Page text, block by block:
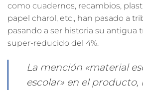
como cuadernos, recambios,
papel charol, etc., han pasado a
pasando a ser historia su antigua
super-reducido del 4%.
La mención «material
escolar» en el producto,